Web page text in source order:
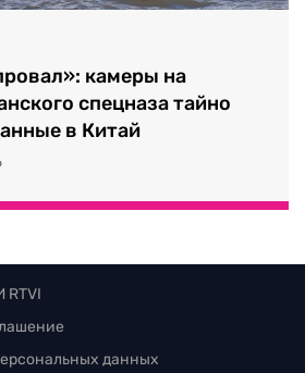
камеры на
спецназа тайно
в Китай
данных